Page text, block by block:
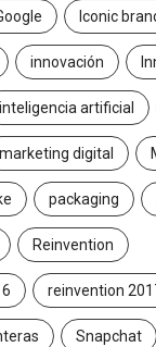
Iconic
innovación
inteligencia artificial
marketing digital
packaging
Reinvention
reinvention
Snapchat